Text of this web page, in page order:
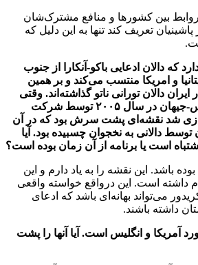
بین کشورها و منافع مشترک‌شان
تعریف کند تنها به این دلیل که
که دالان ادعایی باکو-آنکارا از جنوب
و امریکا منتسب می‌کند و بر همین
ایران دالان تورانی ناتو گذاشته‌اند. وقتی
خط لوله نفت باکو-تفلیس-جیهان در سال ۲۰۰۵ توسط شرکت
شد نقشه‌ای پشت سرش بود که در آن
دالانی به نخجوان چسبیده بود. آیا
است یا برنامه از آن زمان بوده است؟
باشد. این نقشه را به یاد دارم و این
داشته است. این درواقع خواسته واقعی
می‌تواند بهانه‌ای باشد که ادعای
داشته باشند.
و انگلیس است. آیا آنها را پشت